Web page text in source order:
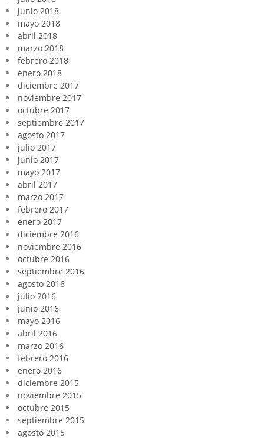
junio 2018
mayo 2018
abril 2018
marzo 2018
febrero 2018
enero 2018
diciembre 2017
noviembre 2017
octubre 2017
septiembre 2017
agosto 2017
julio 2017
junio 2017
mayo 2017
abril 2017
marzo 2017
febrero 2017
enero 2017
diciembre 2016
noviembre 2016
octubre 2016
septiembre 2016
agosto 2016
julio 2016
junio 2016
mayo 2016
abril 2016
marzo 2016
febrero 2016
enero 2016
diciembre 2015
noviembre 2015
octubre 2015
septiembre 2015
agosto 2015